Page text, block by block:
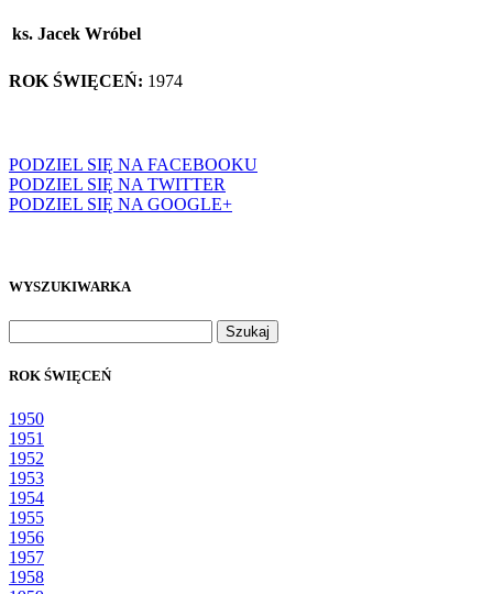
ks. Jacek Wróbel
ROK ŚWIĘCEŃ: 1974
PODZIEL SIĘ NA FACEBOOKU
PODZIEL SIĘ NA TWITTER
PODZIEL SIĘ NA GOOGLE+
WYSZUKIWARKA
ROK ŚWIĘCEŃ
1950
1951
1952
1953
1954
1955
1956
1957
1958